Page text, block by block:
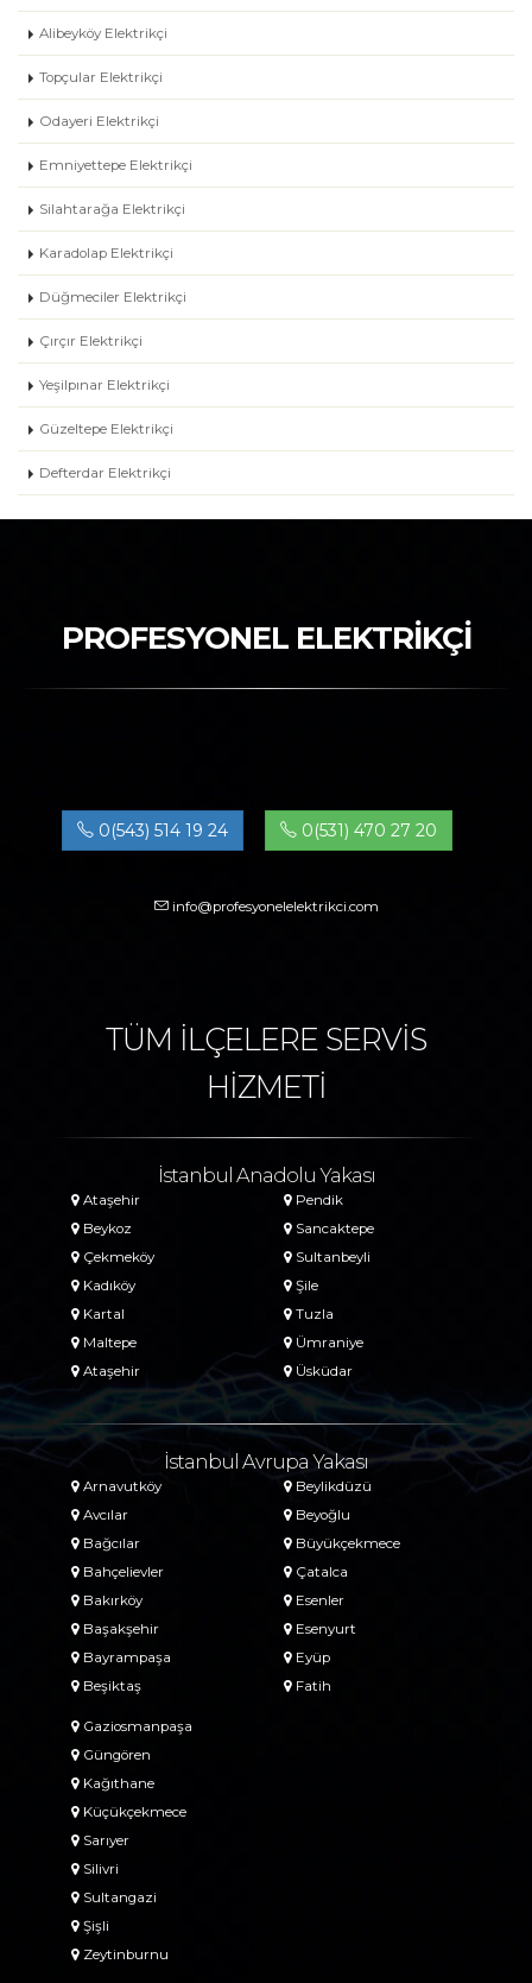
Alibeyköy Elektrikçi
Topçular Elektrikçi
Odayeri Elektrikçi
Emniyettepe Elektrikçi
Silahtarağa Elektrikçi
Karadolap Elektrikçi
Düğmeciler Elektrikçi
Çırçır Elektrikçi
Yeşilpınar Elektrikçi
Güzeltepe Elektrikçi
Defterdar Elektrikçi
PROFESYONEL ELEKTRİKÇİ
0(543) 514 19 24 0(531) 470 27 20
info@profesyonelelektrikci.com
TÜM İLÇELERE SERVİS
HİZMETİ
İstanbul Anadolu Yakası
Ataşehir
Beykoz
Çekmeköy
Kadıköy
Kartal
Maltepe
Ataşehir
Pendik
Sancaktepe
Sultanbeyli
Şile
Tuzla
Ümraniye
Üsküdar
İstanbul Avrupa Yakası
Arnavutköy
Avcılar
Bağcılar
Bahçelievler
Bakırköy
Başakşehir
Bayrampaşa
Beşiktaş
Beylikdüzü
Beyoğlu
Büyükçekmece
Çatalca
Esenler
Esenyurt
Eyüp
Fatih
Gaziosmanpaşa
Güngören
Kağıthane
Küçükçekmece
Sarıyer
Silivri
Sultangazi
Şişli
Zeytinburnu